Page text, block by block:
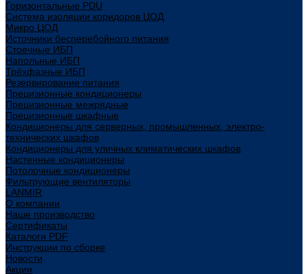
Горизонтальные PDU
Система изоляции коридоров ЦОД
Микро ЦОД
Источники бесперебойного питания
Стоечные ИБП
Напольные ИБП
Трёхфазные ИБП
Резервирование питания
Прецизионные кондиционеры
Прецизионные межрядные
Прецизионные шкафные
Кондиционеры для серверных, промышленных, электро-
технических шкафов
Кондиционеры для уличных климатических шкафов
Настенные кондиционеры
Потолочные кондиционеры
Фильтрующие вентиляторы
LANMIR
О компании
Наше производство
Сертификаты
Каталоги PDF
Инструкции по сборке
Новости
Акции